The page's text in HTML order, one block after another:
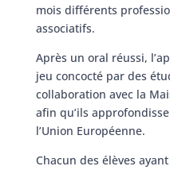
mois différents
associatifs.
Après un oral réussi,
jeu concocté par des
collaboration avec la
afin qu’ils
l’Union Européenne.
Chacun des élèves